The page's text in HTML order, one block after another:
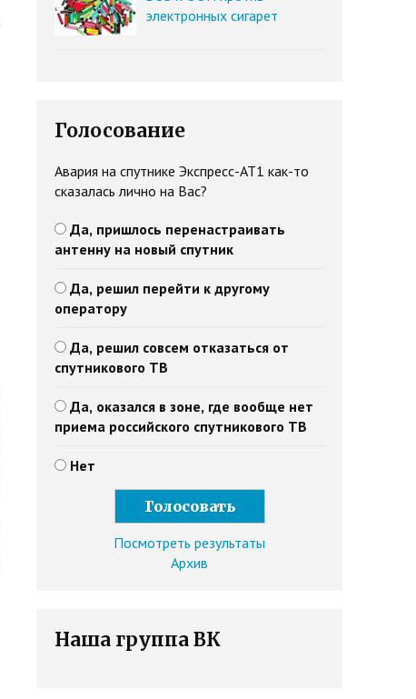
электронных сигарет
Голосование
Авария на спутнике Экспресс-АТ1 как-то
сказалась лично на Вас?
Да, пришлось перенастраивать
антенну на новый спутник
Да, решил перейти к другому
оператору
Да, решил совсем отказаться от
спутникового ТВ
Да, оказался в зоне, где вообще нет
приема российского спутникового ТВ
Нет
Посмотреть результаты
Архив
Наша группа ВК